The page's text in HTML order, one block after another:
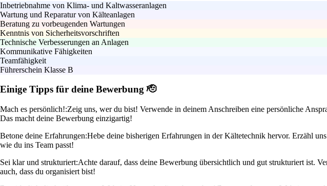
Inbetriebnahme von Klima- und Kaltwasseranlagen
Wartung und Reparatur von Kälteanlagen
Beratung zu vorbeugenden Wartungen
Kenntnis von Sicherheitsvorschriften
Technische Verbesserungen an Anlagen
Kommunikative Fähigkeiten
Teamfähigkeit
Führerschein Klasse B
Einige Tipps für deine Bewerbung 🫡
Mach es persönlich!:Zeig uns, wer du bist! Verwende in deinem Anschreiben eine persönliche
Das macht deine Bewerbung einzigartig!
Betone deine Erfahrungen:Hebe deine bisherigen Erfahrungen in der Kältetechnik hervor. Erzähl
wie du ins Team passt!
Sei klar und strukturiert:Achte darauf, dass deine Bewerbung übersichtlich und gut strukturiert ist.
auch, dass du organisiert bist!